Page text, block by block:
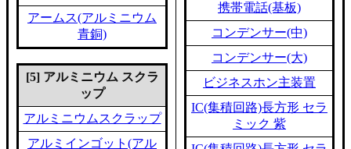
アームス(アルミニウム
青銅)
[5] アルミニウム スクラ
ップ
アルミニウムスクラップ
アルミインゴット(アル
携帯電話(基板)
コンデンサー(中)
コンデンサー(大)
ビジネスホン主装置
IC(集積回路)長方形 セラ
ミック 紫